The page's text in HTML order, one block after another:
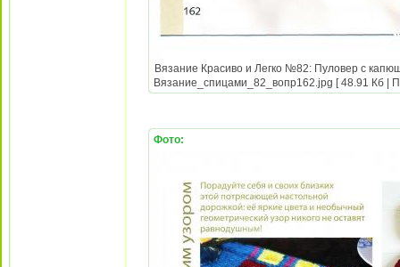
Вязание Красиво и Легко №82: Пуловер с
Вязание_спицами_82_вопр162.jpg [ 48.91 Кб |
Фото: